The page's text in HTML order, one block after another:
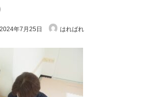
最
2024年7月25日 はればれ